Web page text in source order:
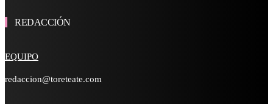
REDACCIÓN
EQUIPO
redaccion@toreteate.com